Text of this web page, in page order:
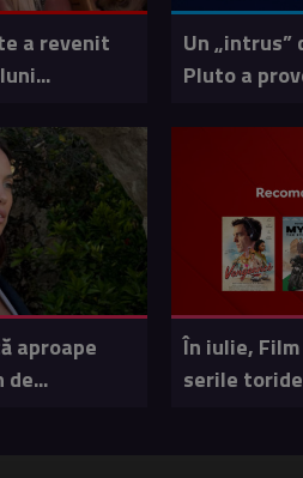
a revenit
Un „intrus”
Pluto a
aproape
În iulie,
serile